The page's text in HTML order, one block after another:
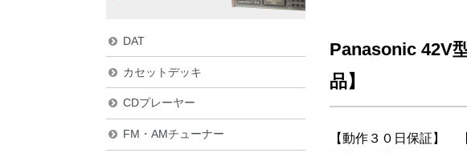
Panasonic 42V
品】
【動作３０日保証】
DAT
カセットデッキ
CDプレーヤー
FM・AMチューナー